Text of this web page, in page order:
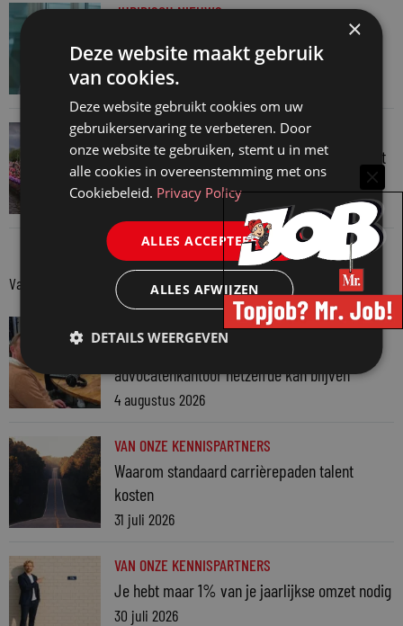
JURIDISCH NIEUWS
Hugo Nieuwenhuizen over puzzels, puzzelen
en taalvondsten
3 augustus 2026
JURIDISCH NIEUWS
Regenboognetwerk van de Rechtspraak vaart
mee met botenparade Pride
3 augustus 2026
Van onze kennispartners
VAN ONZE KENNISPARTNERS
advocatenkantoor hetzelfde kan blijven
4 augustus 2026
VAN ONZE KENNISPARTNERS
Waarom standaard carrièrepaden talent
kosten
31 juli 2026
VAN ONZE KENNISPARTNERS
Je hebt maar 1% van je jaarlijkse omzet nodig
30 juli 2026
×
Deze website maakt gebruik
van cookies.
Deze website gebruikt cookies om uw
gebruikerservaring te verbeteren. Door
onze website te gebruiken, stemt u in met
alle cookies in overeenstemming met ons
Cookiebeleid. Privacy Policy
ALLES ACCEPTEREN
ALLES AFWIJZEN
DETAILS WEERGEVEN